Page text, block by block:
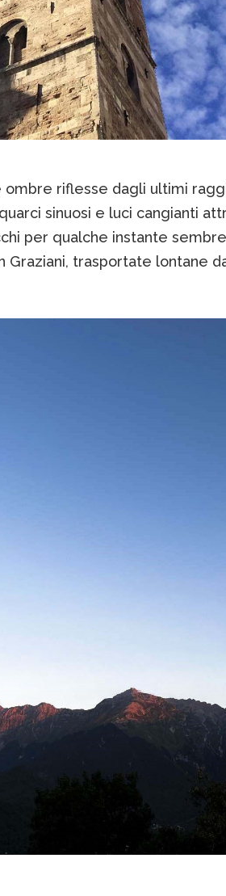
ombre riflesse dagli ultimi
sinuosi e luci cangianti
per qualche instante
Graziani, trasportate lontane